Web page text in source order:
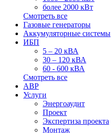
более 2000 кВт
Смотреть все
Газовые генераторы
Аккумуляторные системы
ИБП
5 – 20 кВА
30 – 120 кВА
60 - 600 кВА
Смотреть все
АВР
Услуги
Энергоаудит
Проект
Экспертиза проекта
Монтаж